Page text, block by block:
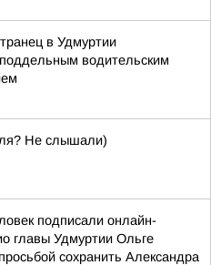
в Удмуртии
водительским
Не слышали)
подписали онлайн-
главы Удмуртии Ольге
сохранить Александра